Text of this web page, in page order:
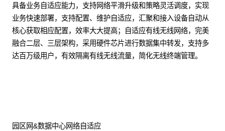
具备业务自适应能力，支持网络平滑升级和策略灵活调度，实现
业务快速部署，支持配置、维护自适应，汇聚和接入设备自动从
核心获取相应配置，效率大大提高；自适应有线无线网络，完美
融合二层、三层架构，采用硬件芯片进行数据集中转发，支持多
达百万级用户，有效隔离有线无线流量，简化无线终端管理。
园区网&数据中心网络自适应